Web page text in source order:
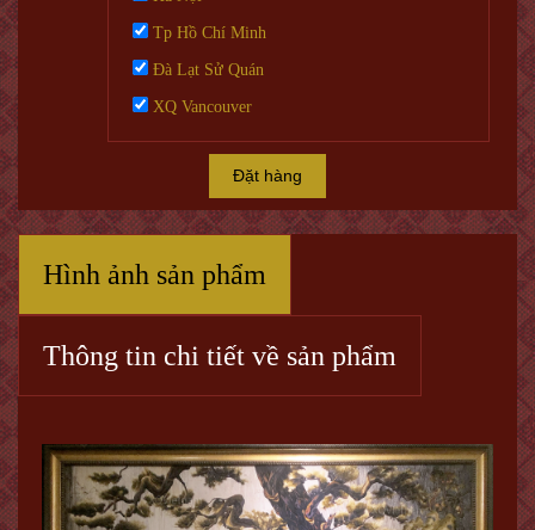
Tp Hồ Chí Minh
Đà Lạt Sử Quán
XQ Vancouver
Đặt hàng
Hình ảnh sản phẩm
Thông tin chi tiết về sản phẩm